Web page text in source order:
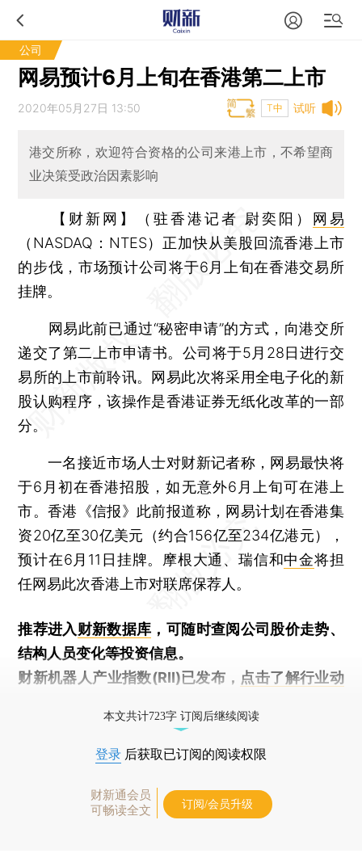
公司
网易预计6月上旬在香港第二上市
试听
2020年05月27日 13:50 T中
港交所称，欢迎符合资格的公司来港上市，不希望商
业决策受政治因素影响
【财新网】（驻香港记者 尉奕阳）
网易
（NASDAQ：NTES）正加快从美股回流香港上市
的步伐，市场预计公司将于6月上旬在香港交易所
挂牌。
网易此前已通过“秘密申请”的方式，向港交所
递交了第二上市申请书。公司将于5月28日进行交
易所的上市前聆讯。网易此次将采用全电子化的新
股认购程序，该操作是香港证券无纸化改革的一部
分。
一名接近市场人士对财新记者称，网易最快将
于6月初在香港招股，如无意外6月上旬可在港上
市。香港《信报》此前报道称，网易计划在香港集
资20亿至30亿美元（约合156亿至234亿港元），
预计在6月11日挂牌。摩根大通、瑞信和中金将担
任网易此次香港上市对联席保荐人。
推荐进入财新数据库 ，可随时查阅公司股价走势、
结构人员变化等投资信息。
财新机器人产业指数(RII)已发布， 点击了解行业动
本文共计723字 订阅后继续阅读
登录 后获取已订阅的阅读权限
财新通会员
可畅读全文
订阅/会员升级